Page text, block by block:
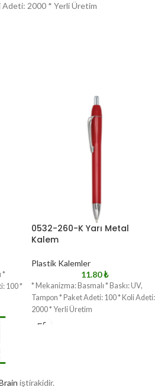
2000 * Yerli Üretim
*
100 *
0532-260-K Yarı Metal
Kalem
Plastik Kalemler
11.80₺
* Mekanizma: Basmalı * Baskı: UV,
Tampon * Paket Adeti: 100 * Koli Adeti:
2000 * Yerli Üretim
iştirakidir.